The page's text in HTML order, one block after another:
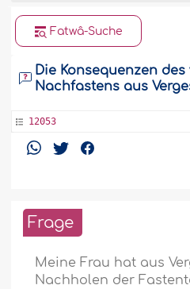
Fatwâ-Suche
Die Konsequenzen
Nachfastens aus
12053
Frage
Meine Frau hat aus
Nachholen der